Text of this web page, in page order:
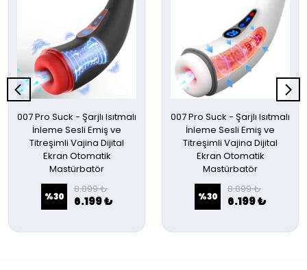
007 Pro Suck - Şarjlı Isıtmalı
İnleme Sesli Emiş ve
Titreşimli Vajina Dijital
Ekran Otomatik
Mastürbatör
%30
8.899 ₺
6.199 ₺
007 Pro Suck - Şarjlı Isıtmalı
İnleme Sesli Emiş ve
Titreşimli Vajina Dijital
Ekran Otomatik
Mastürbatör
%30
8.899 ₺
6.199 ₺